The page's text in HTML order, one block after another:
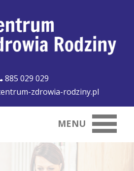
885 029 029
zdrowia-rodziny.pl
MENU